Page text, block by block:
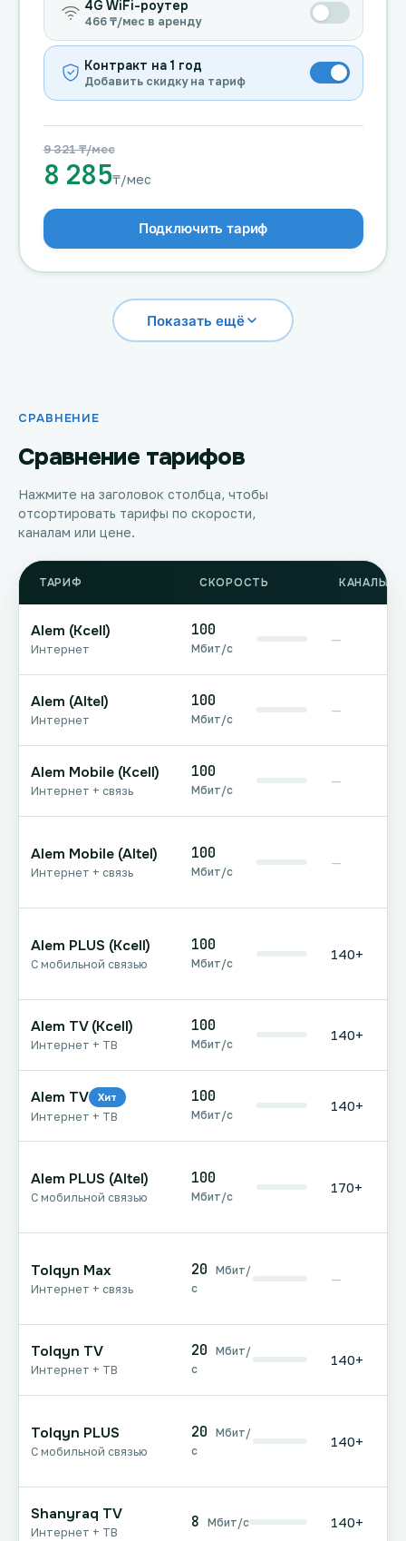
4G WiFi-роутер
466 ₸/мес в аренду
Контракт на 1 год
Добавить скидку на тариф
9 321 ₸/мес
8 285₸/мес
Подключить тариф
Показать ещё
СРАВНЕНИЕ
Сравнение тарифов
Нажмите на заголовок столбца, чтобы
отсортировать тарифы по скорости,
каналам или цене.
ТАРИФ СКОРОСТЬ КАНАЛЫ
Alem (Kcell)
Интернет
100
Мбит/с
—
Alem (Altel)
Интернет
100
Мбит/с
—
Alem Mobile (Kcell)
Интернет + связь
100
Мбит/с
—
Alem Mobile (Altel)
Интернет + связь
100
Мбит/с
—
Alem PLUS (Kcell)
С мобильной связью
100
Мбит/с
140+
Alem TV (Kcell)
Интернет + ТВ
100
Мбит/с
140+
Alem TV Хит
Интернет + ТВ
100
Мбит/с
140+
Alem PLUS (Altel)
С мобильной связью
100
Мбит/с
170+
Tolqyn Max
Интернет + связь
20
Мбит/
с
—
Tolqyn TV
Интернет + ТВ
20
Мбит/
с
140+
Tolqyn PLUS
С мобильной связью
20
Мбит/
с
140+
Shanyraq TV
Интернет + ТВ
8 Мбит/с 140+